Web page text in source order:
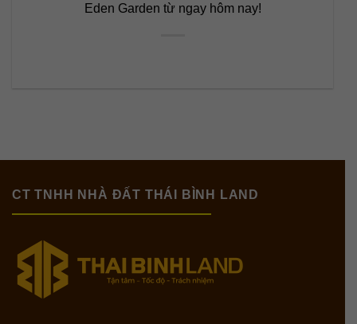
Eden Garden từ ngay hôm nay!
CT TNHH NHÀ ĐẤT THÁI BÌNH LAND